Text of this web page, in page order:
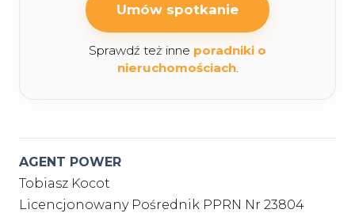
Umów spotkanie
Sprawdź też inne poradniki o
nieruchomościach.
AGENT POWER
Tobiasz Kocot
Licencjonowany Pośrednik PPRN Nr 23804